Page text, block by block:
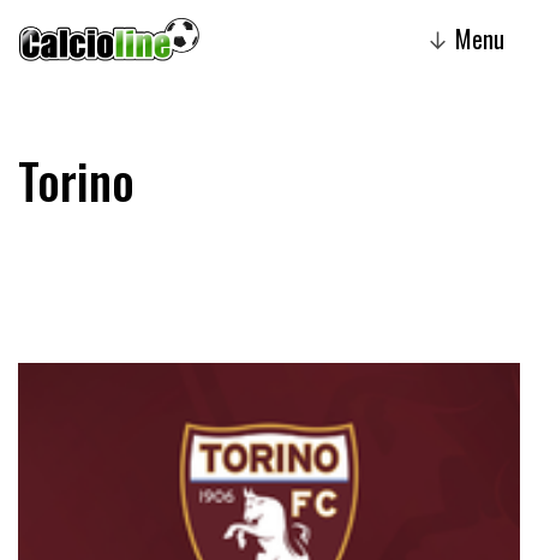
↓ Menu
Torino